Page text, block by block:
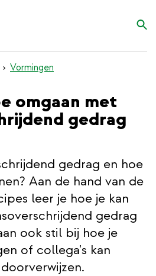
Vormingen
omgaan met
gedrag
gedrag en hoe
Aan de hand van de
leer je hoe je kan
gedrag
ook stil bij hoe je
of collega's kan